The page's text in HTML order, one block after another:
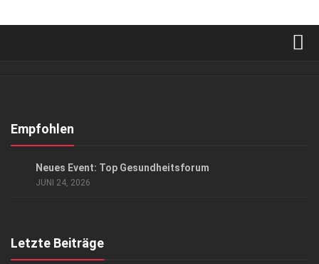
Kontakt, Impressum
Empfohlen
Neues Event: Top Gesundheitsforum
JUNI 24, 2026
Letzte Beiträge